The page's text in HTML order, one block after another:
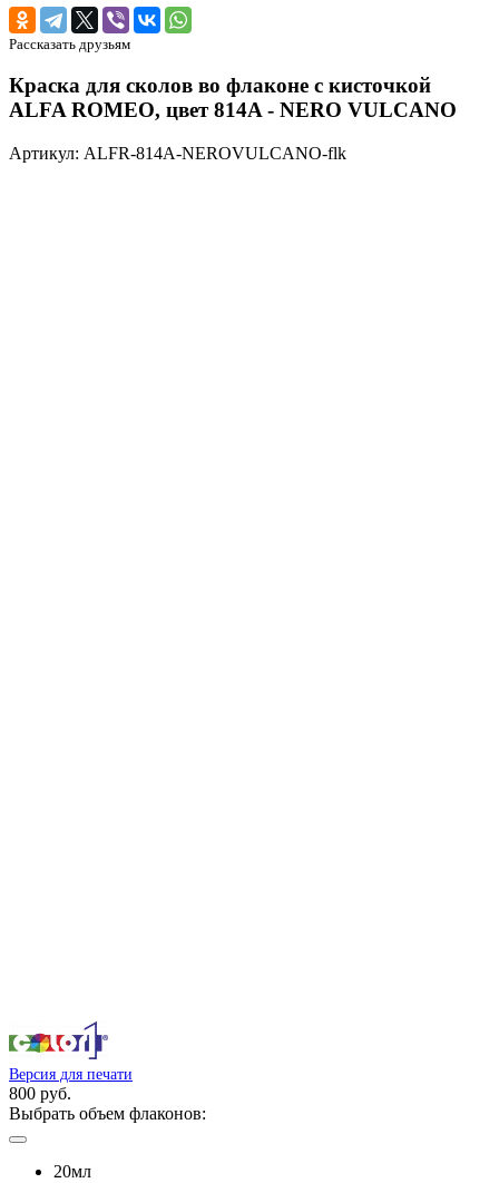
Рассказать друзьям
Краска для сколов во флаконе с кисточкой
ALFA ROMEO, цвет 814A - NERO VULCANO
Артикул: ALFR-814A-NEROVULCANO-flk
Версия для печати
800 руб.
Выбрать объем флаконов:
20мл